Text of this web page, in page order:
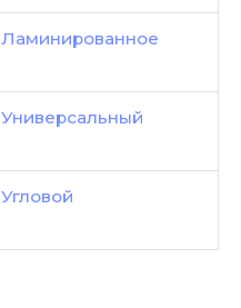
Ламинированное
Универсальный
Угловой